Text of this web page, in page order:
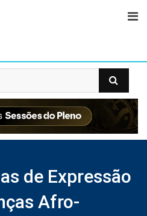
de Expressão
Afro-